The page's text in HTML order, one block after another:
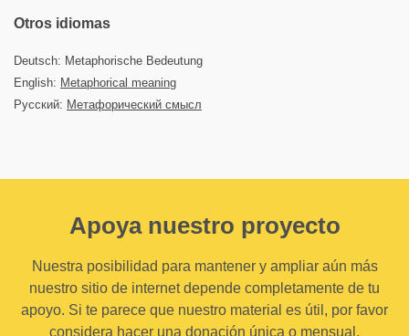
Otros idiomas
Deutsch: Metaphorische Bedeutung
English: Metaphorical meaning
Русский: Метафорический смысл
Apoya nuestro proyecto
Nuestra posibilidad para mantener y ampliar aún más
nuestro sitio de internet depende completamente de tu
apoyo. Si te parece que nuestro material es útil, por favor
considera hacer una donación única o mensual.